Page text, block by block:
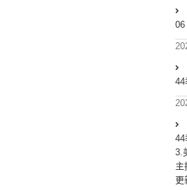
44
44
3.
主
更